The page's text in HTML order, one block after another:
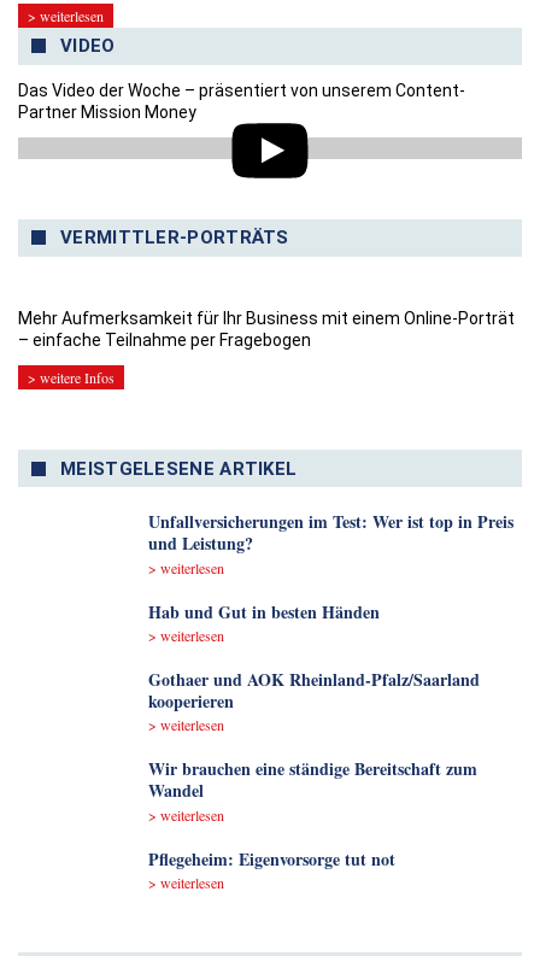
> weiterlesen
VIDEO
Das Video der Woche – präsentiert von unserem Content-
Partner Mission Money
VERMITTLER-PORTRÄTS
Mehr Aufmerksamkeit für Ihr Business mit einem Online-Porträt
– einfache Teilnahme per Fragebogen
> weitere Infos
MEISTGELESENE ARTIKEL
Unfallversicherungen im Test: Wer ist top in Preis
und Leistung?
> weiterlesen
Hab und Gut in besten Händen
> weiterlesen
Gothaer und AOK Rheinland-Pfalz/Saarland
kooperieren
> weiterlesen
Wir brauchen eine ständige Bereitschaft zum
Wandel
> weiterlesen
Pflegeheim: Eigenvorsorge tut not
> weiterlesen